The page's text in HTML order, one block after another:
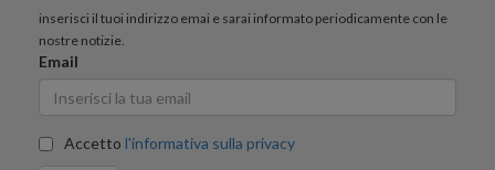
inserisci il tuoi indirizzo emai e sarai informato periodicamente con le
nostre notizie.
Email
Accetto l'informativa sulla privacy